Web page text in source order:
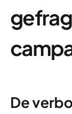
De